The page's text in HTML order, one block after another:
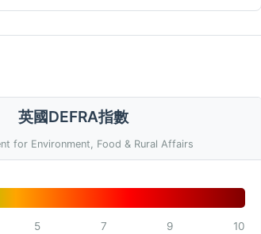
英國DEFRA指數
for Environment, Food & Rural Affairs
5 7 9 10